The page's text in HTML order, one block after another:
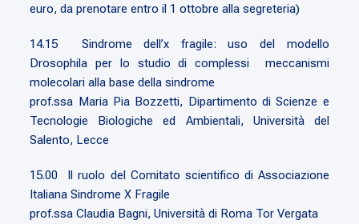
euro, da prenotare entro il 1 ottobre alla segreteria)
14.15 Sindrome dell’x fragile: uso del modello
Drosophila per lo studio di complessi meccanismi
molecolari alla base della sindrome
prof.ssa Maria Pia Bozzetti, Dipartimento di Scienze e
Tecnologie Biologiche ed Ambientali, Università del
Salento, Lecce
15.00 Il ruolo del Comitato scientifico di Associazione
Italiana Sindrome X Fragile
prof.ssa Claudia Bagni, Università di Roma Tor Vergata